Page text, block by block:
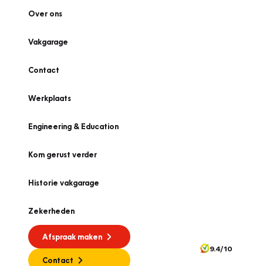
Over ons
Vakgarage
Contact
Werkplaats
Engineering & Education
Kom gerust verder
Historie vakgarage
Zekerheden
Afspraak maken
Contact
9.4/10